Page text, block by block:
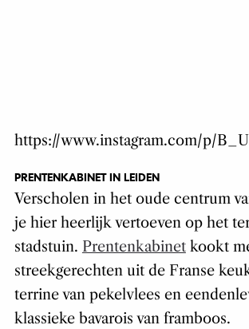
https://www.instagram.com/p/
PRENTENKABINET IN LEIDEN
Verscholen in het oude centrum
je hier heerlijk vertoeven op het
stadstuin. Prentenkabinetkookt
streekgerechten uit de Franse
terrine van pekelvlees en
klassieke bavarois van framboos.